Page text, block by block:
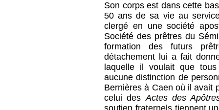
Son corps est dans cette
50 ans de sa vie au
clergé en une société
Société des prêtres du
formation des futurs
détachement lui a fait
laquelle il voulait que
aucune distinction de
Bernières à Caen où il avait
celui desActes des